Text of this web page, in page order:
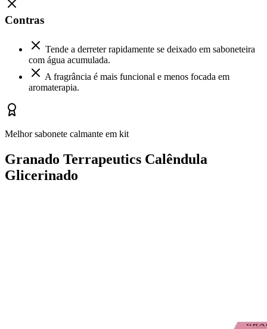
Contras
Tende a derreter rapidamente se deixado em saboneteira
com água acumulada.
A fragrância é mais funcional e menos focada em
aromaterapia.
Melhor sabonete calmante em kit
Granado Terrapeutics Calêndula
Glicerinado